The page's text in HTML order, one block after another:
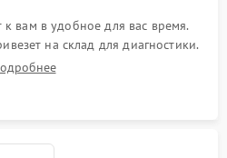
к вам в удобное для вас время.
на склад для диагностики.